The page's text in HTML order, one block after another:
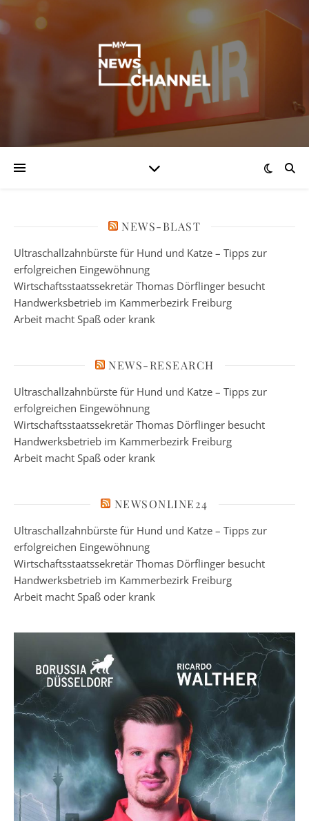
NEWS-BLAST
Ultraschallzahnbürste für Hund und Katze – Tipps zur
erfolgreichen Eingewöhnung
Wirtschaftsstaatssekretär Thomas Dörflinger besucht
Handwerksbetrieb im Kammerbezirk Freiburg
Arbeit macht Spaß oder krank
NEWS-RESEARCH
Ultraschallzahnbürste für Hund und Katze – Tipps zur
erfolgreichen Eingewöhnung
Wirtschaftsstaatssekretär Thomas Dörflinger besucht
Handwerksbetrieb im Kammerbezirk Freiburg
Arbeit macht Spaß oder krank
NEWSONLINE24
Ultraschallzahnbürste für Hund und Katze – Tipps zur
erfolgreichen Eingewöhnung
Wirtschaftsstaatssekretär Thomas Dörflinger besucht
Handwerksbetrieb im Kammerbezirk Freiburg
Arbeit macht Spaß oder krank